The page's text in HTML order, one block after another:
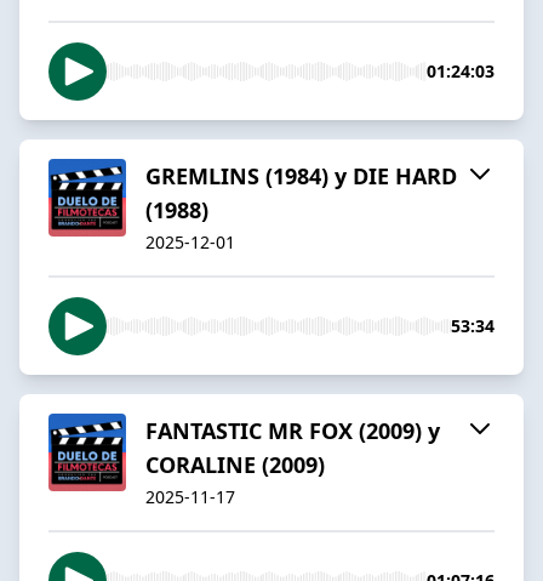
01:24:03
GREMLINS (1984) y DIE HARD
(1988)
2025-12-01
53:34
FANTASTIC MR FOX (2009) y
CORALINE (2009)
2025-11-17